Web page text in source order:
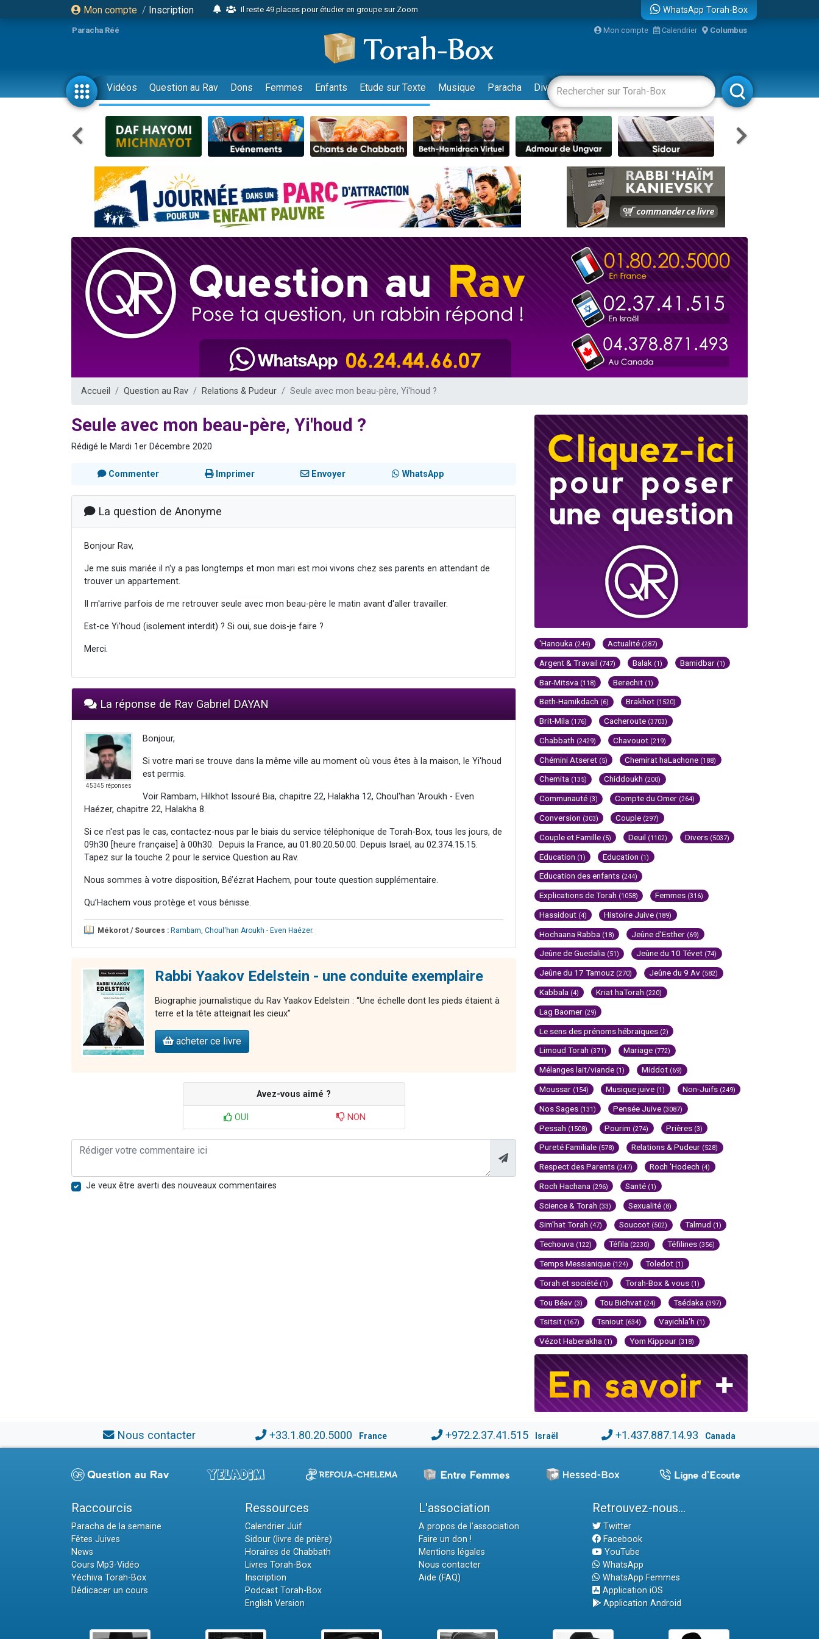
Mon compte / Inscription
Il reste 49 places pour étudier en groupe sur Zoom
2 personnes viennent de nous rejoindre sur WhatsApp
6 personnes viennent de nous rejoindre sur WhatsApp
4 personnes viennent de faire un don pour Reloger Rivka, 6 enfants, victime de violences...
2 personnes viennent de faire un don pour 1 Journée de Vacances Pour les Enfants
17 personnes viennent de demander une bénédiction
4 personnes viennent de nous rejoindre sur WhatsApp
Il reste 49 places pour étudier en groupe sur Zoom
4 personnes viennent de nous rejoindre sur WhatsApp
3 personnes viennent de nous rejoindre sur WhatsApp
Odaya vient de donner son Maasser
3 personnes viennent de faire un don pour 5 jours de vacances aux Orphelins
2 personnes viennent de nous rejoindre sur WhatsApp
13 personnes viennent de demander une bénédiction
Il reste 49 places pour étudier en groupe sur Zoom
12 nouvelles musiques dans Torah-Box Music
29 personnes viennent de demander une bénédiction
WhatsApp Torah-Box
Paracha Réé Mon compte Calendrier Columbus
Vidéos Question au Rav Dons Femmes Enfants Etude sur Texte Musique Paracha Divertissements Livres Rabbanim
Accueil Question au Rav Relations & Pudeur Seule avec mon beau-père, Yi'houd ?
Seule avec mon beau-père, Yi'houd ?
Rédigé le Mardi 1er Décembre 2020
Commenter Imprimer Envoyer WhatsApp
La question de Anonyme
Bonjour Rav,
Je me suis mariée il n'y a pas longtemps et mon mari est moi vivons chez ses parents en attendant de
trouver un appartement.
Il m'arrive parfois de me retrouver seule avec mon beau-père le matin avant d'aller travailler.
Est-ce Yi'houd (isolement interdit) ? Si oui, sue dois-je faire ?
Merci.
La réponse de Rav Gabriel DAYAN
45345 réponses
Bonjour,
Si votre mari se trouve dans la même ville au moment où vous êtes à la maison, le Yi'houd
est permis.
Voir Rambam, Hilkhot Issouré Bia, chapitre 22, Halakha 12, Choul'han 'Aroukh - Even
Haézer, chapitre 22, Halakha 8.
Si ce n'est pas le cas, contactez-nous par le biais du service téléphonique de Torah-Box, tous les jours, de
09h30 [heure française] à 00h30. Depuis la France, au 01.80.20.50.00. Depuis Israël, au 02.374.15.15.
Tapez sur la touche 2 pour le service Question au Rav.
Nous sommes à votre disposition, Bé’ézrat Hachem, pour toute question supplémentaire.
Qu’Hachem vous protège et vous bénisse.
Mékorot / Sources : Rambam Choul'han Aroukh - Even Haézer.
Rabbi Yaakov Edelstein - une conduite exemplaire
Biographie journalistique du Rav Yaakov Edelstein : “Une échelle dont les pieds étaient à
terre et la tête atteignait les cieux”
acheter ce livre
Avez-vous aimé ?
OUI NON
Je veux être averti des nouveaux commentaires
'Hanouka (244) Actualité (287)
Argent & Travail (747) Balak (1) Bamidbar (1)
Bar-Mitsva (118) Berechit (1)
Beth-Hamikdach (6) Brakhot (1520)
Brit-Mila (176) Cacheroute (3703)
Chabbath (2429) Chavouot (219)
Chémini Atseret (5) Chemirat haLachone (188)
Chemita (135) Chiddoukh (200)
Communauté (3) Compte du Omer (264)
Conversion (303) Couple (297)
Couple et Famille (5) Deuil (1102) Divers (5037)
Education (1) Education (1)
Education des enfants (244)
Explications de Torah (1058) Femmes (316)
Hassidout (4) Histoire Juive (189)
Hochaana Rabba (18) Jeûne d'Esther (69)
Jeûne de Guedalia (51) Jeûne du 10 Tévet (74)
Jeûne du 17 Tamouz (270) Jeûne du 9 Av (582)
Kabbala (4) Kriat haTorah (220)
Lag Baomer (29)
Le sens des prénoms hébraïques (2)
Limoud Torah (371) Mariage (772)
Mélanges lait/viande (1) Middot (69)
Moussar (154) Musique juive (1) Non-Juifs (249)
Nos Sages (131) Pensée Juive (3087)
Pessah (1508) Pourim (274) Prières (3)
Pureté Familiale (578) Relations & Pudeur (528)
Respect des Parents (247) Roch 'Hodech (4)
Roch Hachana (296) Santé (1)
Science & Torah (33) Sexualité (8)
Sim'hat Torah (47) Souccot (502) Talmud (1)
Techouva (122) Téfila (2230) Téfilines (356)
Temps Messianique (124) Toledot (1)
Torah et société (1) Torah-Box & vous (1)
Tou Béav (3) Tou Bichvat (24) Tsédaka (397)
Tsitsit (167) Tsniout (634) Vayichla'h (1)
Vézot Haberakha (1) Yom Kippour (318)
Nous contacter +33.1.80.20.5000 France +972.2.37.41.515 Israël +1.437.887.14.93 Canada
Raccourcis
Paracha de la semaine
Fêtes Juives
News
Cours Mp3-Vidéo
Yéchiva Torah-Box
Dédicacer un cours
Ressources
Calendrier Juif
Sidour (livre de prière)
Horaires de Chabbath
Livres Torah-Box
Inscription
Podcast Torah-Box
English Version
L'association
A propos de l'association
Faire un don !
Mentions légales
Nous contacter
Aide (FAQ)
Retrouvez-nous...
Twitter
Facebook
YouTube
WhatsApp
WhatsApp Femmes
Application iOS
Application Android